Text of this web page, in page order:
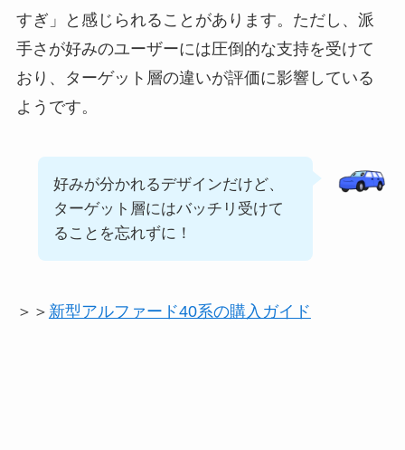
すぎ」と感じられることがあります。ただし、派
手さが好みのユーザーには圧倒的な支持を受けて
おり、ターゲット層の違いが評価に影響している
ようです。
好みが分かれるデザインだけど、
ターゲット層にはバッチリ受けて
ることを忘れずに！
＞＞ 新型アルファード40系の購入ガイド